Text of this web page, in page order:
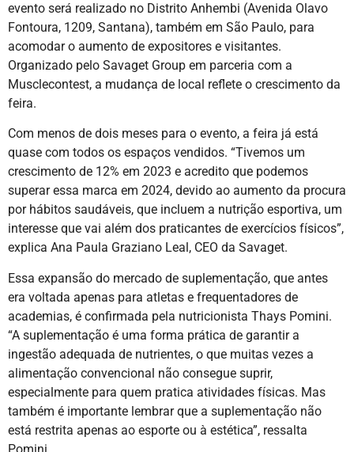
evento será realizado no Distrito Anhembi (Avenida Olavo
Fontoura, 1209, Santana), também em São Paulo, para
acomodar o aumento de expositores e visitantes.
Organizado pelo Savaget Group em parceria com a
Musclecontest, a mudança de local reflete o crescimento da
feira.
Com menos de dois meses para o evento, a feira já está
quase com todos os espaços vendidos. “Tivemos um
crescimento de 12% em 2023 e acredito que podemos
superar essa marca em 2024, devido ao aumento da procura
por hábitos saudáveis, que incluem a nutrição esportiva, um
interesse que vai além dos praticantes de exercícios físicos”,
explica Ana Paula Graziano Leal, CEO da Savaget.
Essa expansão do mercado de suplementação, que antes
era voltada apenas para atletas e frequentadores de
academias, é confirmada pela nutricionista Thays Pomini.
“A suplementação é uma forma prática de garantir a
ingestão adequada de nutrientes, o que muitas vezes a
alimentação convencional não consegue suprir,
especialmente para quem pratica atividades físicas. Mas
também é importante lembrar que a suplementação não
está restrita apenas ao esporte ou à estética”, ressalta